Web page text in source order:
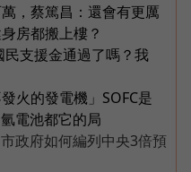
，蔡篤昌：還會有更厲
房都搬上樓？
支援金通過了嗎？我
火的發電機」SOFC是
電池都它的局
政府如何編列中央3倍預